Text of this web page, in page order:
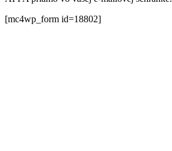
[mc4wp_form id=18802]